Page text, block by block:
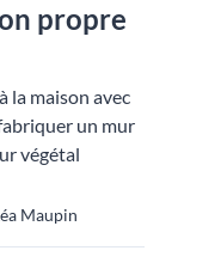
propre
la maison avec
un mur
végétal
Maupin